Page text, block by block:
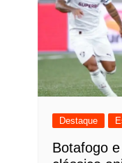
Destaque
Botafogo